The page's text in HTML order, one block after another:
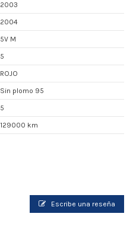
2003
2004
5V M
5
ROJO
Sin plomo 95
5
129000 km
Escribe una reseña